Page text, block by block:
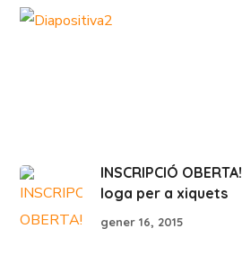
INSCRIPCIÓ OBERTA!
Ioga per a xiquets
gener 16, 2015